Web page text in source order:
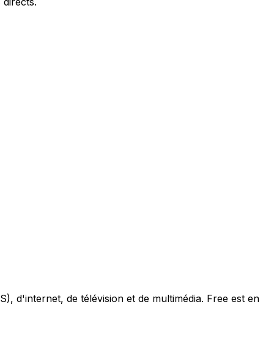
d'internet, de télévision et de multimédia. Free est en